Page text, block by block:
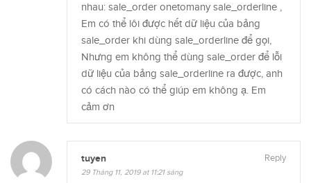
nhau: sale_order onetomany sale_orderline ,
Em có thể lôi được hết dữ liệu của bảng
sale_order khi dùng sale_orderline để gọi,
Nhưng em không thể dùng sale_order để lỗi
dữ liệu của bảng sale_orderline ra được, anh
có cách nào có thể giúp em không ạ. Em
cảm ơn
tuyen
29 Tháng 11, 2019 at 11:21 sáng
Reply